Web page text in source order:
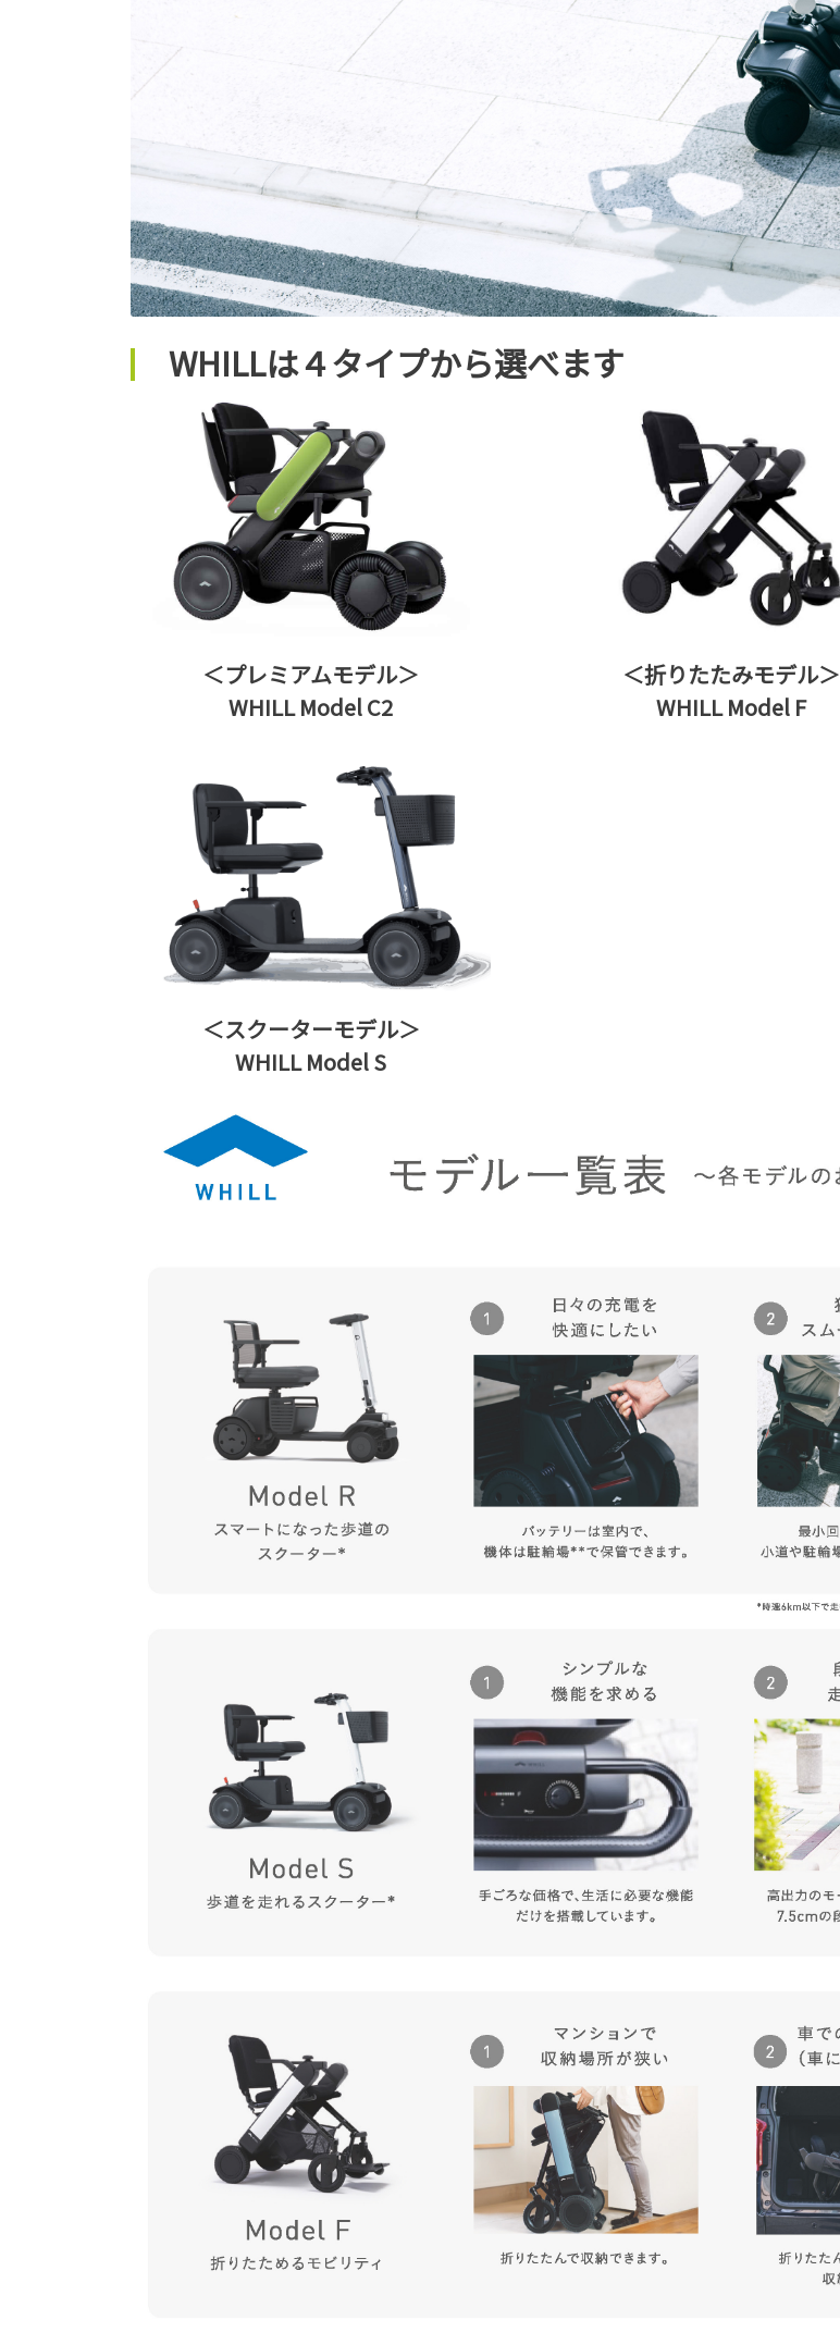
WHILLは４タイプから選べます
＜プレミアムモデル＞
WHILL Model C2
＜折りたたみモデル＞
WHILL Model F
＜スクーターモデル＞
WHILL Model S